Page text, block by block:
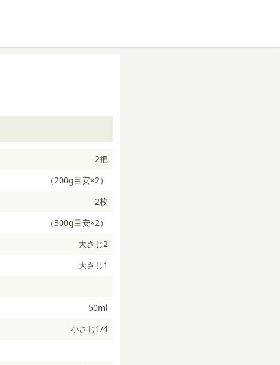
2把
（200g目安×2）
2枚
（300g目安×2）
大さじ2
大さじ1
50ml
小さじ1/4